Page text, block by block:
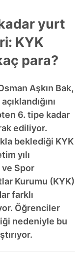
yurt
KYK
para?
Aşkın Bak,
6. tipe kadar
ediliyor.
beklediği KYK
yılı
Spor
Kurumu (KYK)
farklı
Öğrenciler
nedeniyle bu